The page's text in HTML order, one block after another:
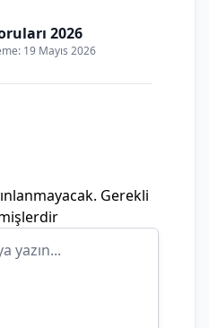
2026
19 Mayıs 2026
Gerekli